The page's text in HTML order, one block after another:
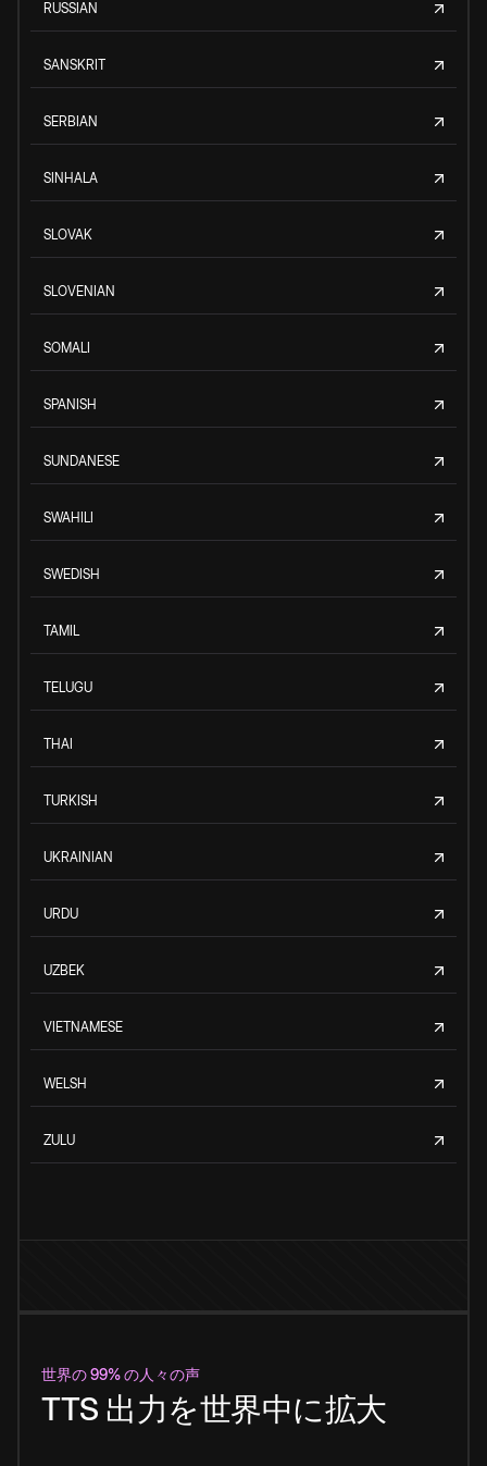
RUSSIAN
SANSKRIT
SERBIAN
SINHALA
SLOVAK
SLOVENIAN
SOMALI
SPANISH
SUNDANESE
SWAHILI
SWEDISH
TAMIL
TELUGU
THAI
TURKISH
UKRAINIAN
URDU
UZBEK
VIETNAMESE
WELSH
ZULU
世界の 99% の人々の声
TTS 出力を世界中に拡大